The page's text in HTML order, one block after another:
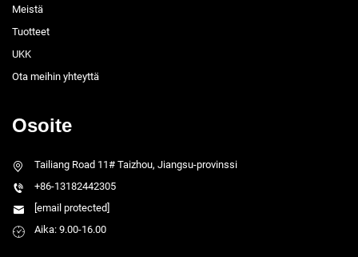
Meistä
Tuotteet
UKK
Ota meihin yhteyttä
Osoite
Tailiang Road 11# Taizhou, Jiangsu-provinssi
+86-13182442305
[email protected]
Aika: 9.00-16.00